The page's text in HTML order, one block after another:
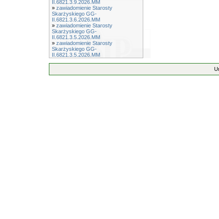
II.6821.3.9.2026.MM
» zawiadomienie Starosty
Skarżyskiego GG-
II.6821.3.6.2026.MM
» zawiadomienie Starosty
Skarżyskiego GG-
II.6821.3.5.2026.MM
» zawiadomienie Starosty
Skarżyskiego GG-
II.6821.3.5.2026.MM